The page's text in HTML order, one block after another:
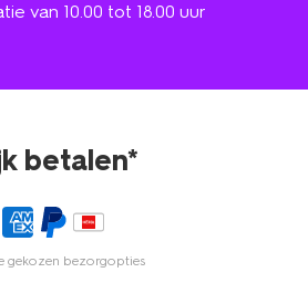
van 10.00 tot 18.00 uur
betalen*
gekozen bezorgopties